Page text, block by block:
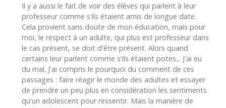
Il y a aussi le fait de voir des élèves qui parlent à leur
professeur comme s'ils étaient amis de longue date.
Cela provient sans doute de mon éducation, mais pour
moi, le respect à un adulte, qui plus est professeur dans
le cas présent, se doit d'être présent. Alors quand
certains leur parlent comme s'ils étaient potes... J'ai eu
du mal. J'ai compris le pourquoi du comment de ces
passages : faire réagir le monde des adultes et essayer
de prendre un peu plus en considération les sentiments
qu'un adolescent pour ressentir. Mais la manière de